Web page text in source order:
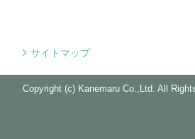
サイトマップ
Copyright (c) Kanemaru Co.,Ltd. All